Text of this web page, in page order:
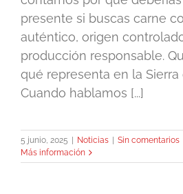
presente si buscas carne
auténtico, origen
producción responsable.
qué representa en la Sierra
Cuando hablamos [...]
5 junio, 2025 Noticias
Sin comentarios
Más información